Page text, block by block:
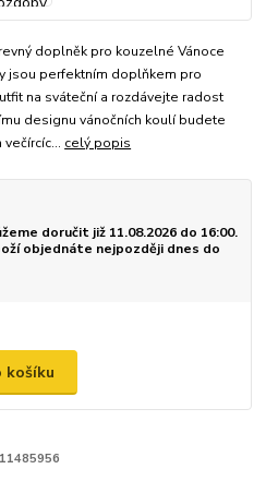
doplněk pro kouzelné Vánoce
jsou perfektním doplňkem pro
na sváteční a rozdávejte radost
designu vánočních koulí budete
celý popis
doručit již 11.08.2026 do 16:00.
objednáte nejpozději dnes do
košíku